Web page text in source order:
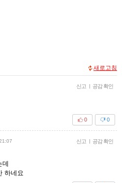
새로고침
신고 | 공감 확인
0
0
신고 | 공감 확인
데
하네요